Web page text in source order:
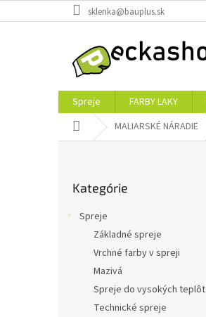
na
sklenka@bauplus.sk
Spreje FARBY LAKY
DomovMALIARSKÉ NÁRADIE
kategórie
Kategórie
Spreje
Základné spreje
Vrchné farby v spreji
Mazivá
Spreje do vysokých teplôt
Technické spreje